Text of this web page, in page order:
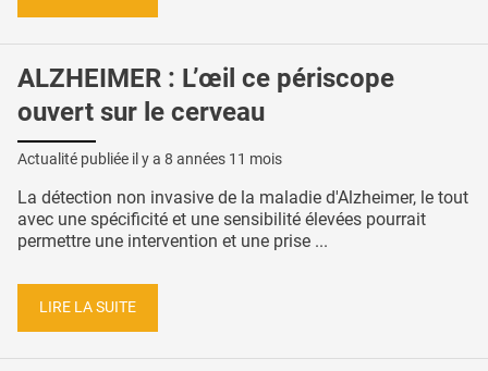
ALZHEIMER : L’œil ce périscope
ouvert sur le cerveau
Actualité publiée il y a 8 années 11 mois
La détection non invasive de la maladie d'Alzheimer, le tout
avec une spécificité et une sensibilité élevées pourrait
permettre une intervention et une prise ...
LIRE LA SUITE